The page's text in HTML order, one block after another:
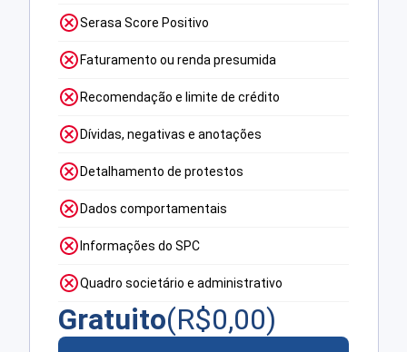
Serasa Score Positivo
Faturamento ou renda presumida
Recomendação e limite de crédito
Dívidas, negativas e anotações
Detalhamento de protestos
Dados comportamentais
Informações do SPC
Quadro societário e administrativo
Gratuito(R$0,00)